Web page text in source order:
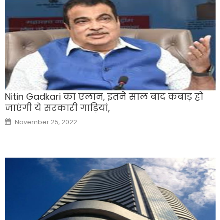
Nitin Gadkari का एलान, इतने साल बाद कबाड़ हो
जाएंगी ये सरकारी गाड़ियां,
Posted
on
November 25, 2022